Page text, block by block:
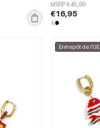
MSRP €45,99
€16,95
Entrepôt de l'UE